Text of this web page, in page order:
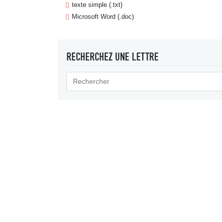
texte simple (.txt)
Microsoft Word (.doc)
RECHERCHEZ UNE LETTRE